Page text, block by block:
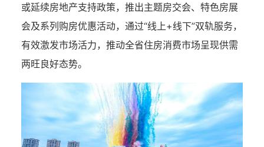
或延续房地产支持政策，推出主题房交会、特色房展
会及系列购房优惠活动，通过“线上+线下”双轨服务，
有效激发市场活力，推动全省住房消费市场呈现供需
两旺良好态势。